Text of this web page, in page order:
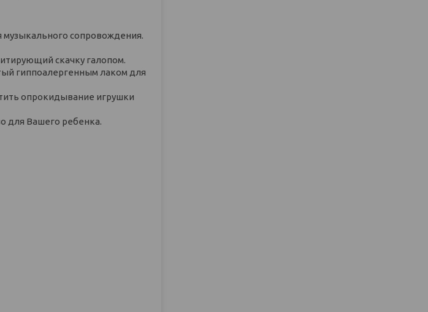
сопровождения.
скачку галопом.
гиппоалергенным лаком для
опрокидывание игрушки
для Вашего ребенка.